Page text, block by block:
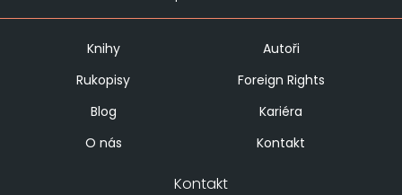
Knihy
Autoři
Rukopisy
Foreign Rights
Blog
Kariéra
O nás
Kontakt
Kontakt